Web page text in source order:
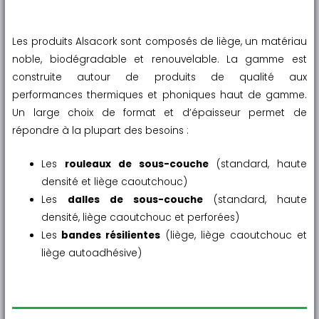
Les produits Alsacork sont composés de liège, un matériau
noble, biodégradable et renouvelable. La gamme est
construite autour de produits de qualité aux
performances thermiques et phoniques haut de gamme.
Un large choix de format et d’épaisseur permet de
répondre à la plupart des besoins :
Les rouleaux de sous-couche(standard, haute
densité et liège caoutchouc)
Les dalles de sous-couche(standard, haute
densité, liège caoutchouc et perforées)
Les bandes résilientes (liège, liège caoutchouc et
liège autoadhésive)